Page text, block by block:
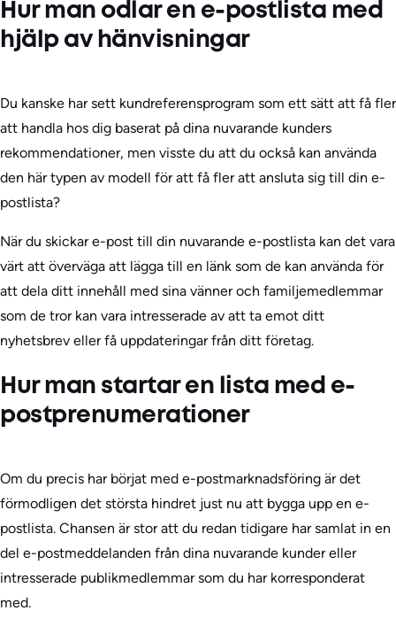
Hur man odlar en e-postlista med
hjälp av hänvisningar
Du kanske har sett kundreferensprogram som ett sätt att få fler
att handla hos dig baserat på dina nuvarande kunders
rekommendationer, men visste du att du också kan använda
den här typen av modell för att få fler att ansluta sig till din e-
postlista?
När du skickar e-post till din nuvarande e-postlista kan det vara
värt att överväga att lägga till en länk som de kan använda för
att dela ditt innehåll med sina vänner och familjemedlemmar
som de tror kan vara intresserade av att ta emot ditt
nyhetsbrev eller få uppdateringar från ditt företag.
Hur man startar en lista med e-
postprenumerationer
Om du precis har börjat med e-postmarknadsföring är det
förmodligen det största hindret just nu att bygga upp en e-
postlista. Chansen är stor att du redan tidigare har samlat in en
del e-postmeddelanden från dina nuvarande kunder eller
intresserade publikmedlemmar som du har korresponderat
med.